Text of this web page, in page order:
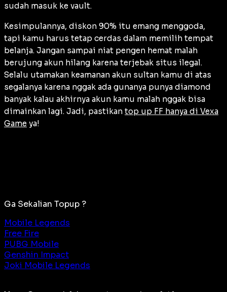
sudah masuk ke vault.
Kesimpulannya, diskon 90% itu emang menggoda,
tapi kamu harus tetap cerdas dalam memilih tempat
belanja. Jangan sampai niat pengen hemat malah
berujung akun hilang karena terjebak situs ilegal.
Selalu utamakan keamanan akun sultan kamu di atas
segalanya karena nggak ada gunanya punya diamond
banyak kalau akhirnya akun kamu malah nggak bisa
dimainkan lagi. Jadi, pastikan top up FF hanya di Vexa
Game ya!
Ga Sekalian Topup ?
Mobile Legends
Free Fire
PUBG Mobile
Genshin Impact
Joki Mobile Legends